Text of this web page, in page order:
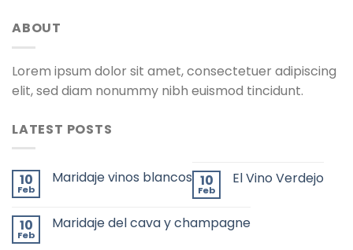
ABOUT
Lorem ipsum dolor sit amet, consectetuer adipiscing
elit, sed diam nonummy nibh euismod tincidunt.
LATEST POSTS
10
Feb
Maridaje vinos blancos 10
Feb
El Vino Verdejo
10
Feb
Maridaje del cava y champagne